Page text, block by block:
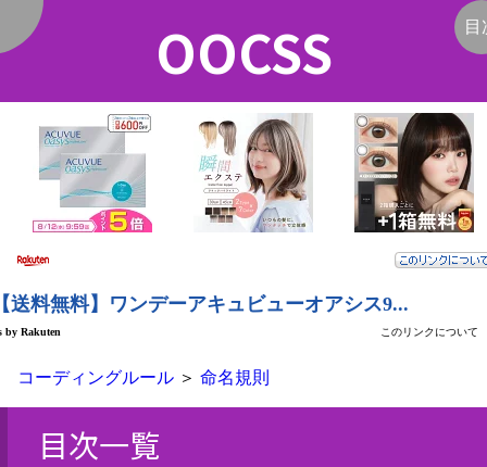
OOCSS
コーディングルール ＞ 命名規則
目
目次一覧